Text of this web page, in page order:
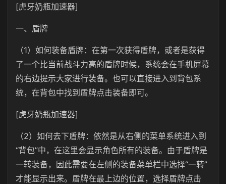
[虎牙奶瓶加速器]
一、盾牌
（1）如何装备盾牌：在第一次获得盾牌，或者是获得
了一个比当前战斗力高的盾牌时候，系统会在手机屏幕
的右边提示大家进行装备。也可以直接进入到背包系
统，在背包中找到盾牌点击装备即可。
[虎牙奶瓶加速器]
（2）如何去下盾牌：依然是从右侧的菜单系统进入到
“背包”中，在这里会显示角色所有的装备。由于盾牌是
一转装备，因此需要在左侧的装备菜单栏中选择“一转”
才能显示出来。盾牌在最上边的位置，选择盾牌点击